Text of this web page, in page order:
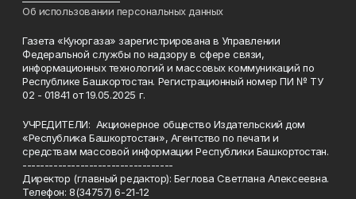
Об использовании персональных данных
Газета «Куюргаза» зарегистрирована в Управлении
Федеральной службы по надзору в сфере связи,
информационных технологий и массовых коммуникаций по
Республике Башкортостан. Регистрационный номер ПИ № ТУ
02 - 01841 от 19.05.2025 г.
УЧРЕДИТЕЛИ: Акционерное общество Издательский дом
«Республика Башкортостан», Агентство по печати и
средствам массовой информации Республики Башкортостан.
----------------------------------
Директор (главный редактор): Беглова Светлана Алексеевна.
Телефон: 8(34757) 6-21-12